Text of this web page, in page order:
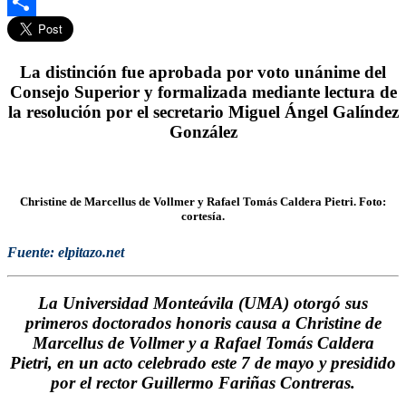
Compartir
La distinción fue aprobada por voto unánime del
Consejo Superior y formalizada mediante lectura de
la resolución por el secretario Miguel Ángel Galíndez
González
Christine de Marcellus de Vollmer y Rafael Tomás Caldera Pietri. Foto:
cortesía.
Fuente: elpitazo.net
La Universidad Monteávila (UMA) otorgó sus
primeros doctorados honoris causa a Christine de
Marcellus de Vollmery a Rafael Tomás Caldera
Pietri, en un acto celebrado este 7 de mayo y presidido
por el rectorGuillermo Fariñas Contreras.